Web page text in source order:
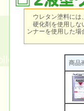
ウレタン塗料には
硬化剤を使用しな
ンナーを使用した
商品